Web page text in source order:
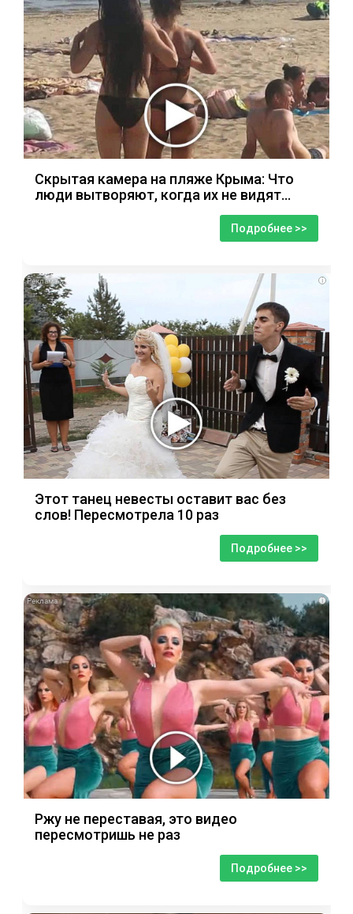
Скрытая камера на пляже Крыма: Что
люди вытворяют, когда их не видят...
Подробнее >>
i
Этот танец невесты оставит вас без
слов! Пересмотрела 10 раз
Подробнее >>
i
Ржу не переставая, это видео
пересмотришь не раз
Подробнее >>